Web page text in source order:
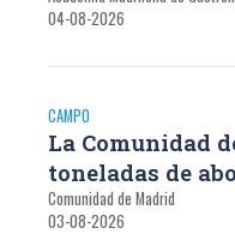
04-08-2026
CAMPO
La Comunidad
toneladas de
Comunidad de Madrid
03-08-2026